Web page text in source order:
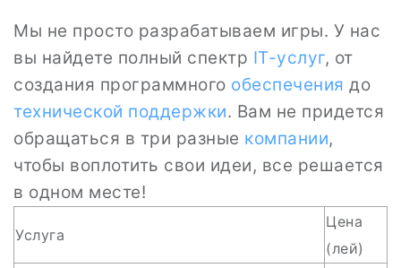
Мы не просто разрабатываем игры. У нас
вы найдете полный спектр IT-услуг, от
создания программного обеспечения до
технической поддержки. Вам не придется
обращаться в три разные компании,
чтобы воплотить свои идеи, все решается
в одном месте!
Услуга
Цена
(лей)